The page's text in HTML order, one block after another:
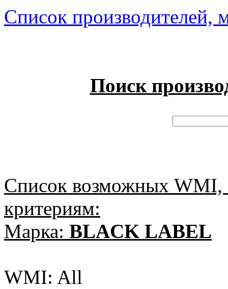
Список производителей,
Поиск
Список возможных
критериям:
Марка: BLACK LABEL
WMI: All